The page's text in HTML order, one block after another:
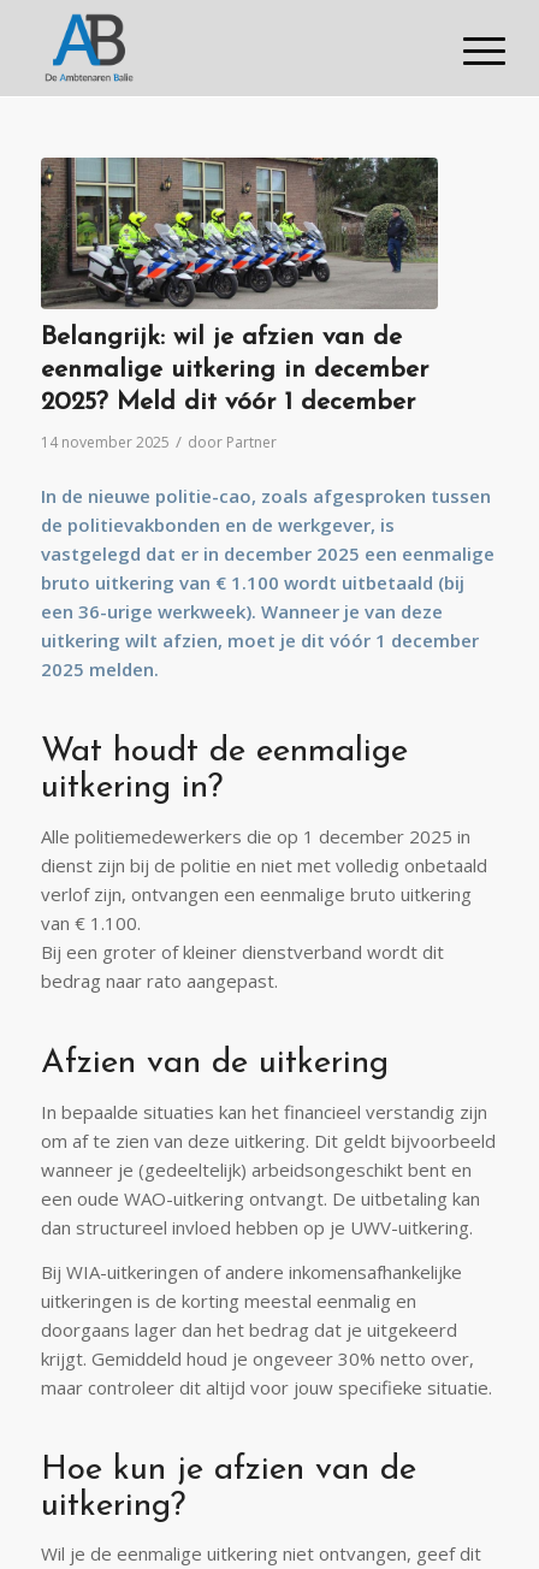
Belangrijk: wil je afzien van de
eenmalige uitkering in december
2025? Meld dit vóór 1 december
14 november 2025 / door Partner
In de nieuwe politie-cao, zoals afgesproken tussen
de politievakbonden en de werkgever, is
vastgelegd dat er in december 2025 een eenmalige
bruto uitkering van € 1.100 wordt uitbetaald (bij
een 36-urige werkweek). Wanneer je van deze
uitkering wilt afzien, moet je dit vóór 1 december
2025 melden.
Wat houdt de eenmalige
uitkering in?
Alle politiemedewerkers die op 1 december 2025 in
dienst zijn bij de politie en niet met volledig onbetaald
verlof zijn, ontvangen een eenmalige bruto uitkering
van € 1.100.
Bij een groter of kleiner dienstverband wordt dit
bedrag naar rato aangepast.
Afzien van de uitkering
In bepaalde situaties kan het financieel verstandig zijn
om af te zien van deze uitkering. Dit geldt bijvoorbeeld
wanneer je (gedeeltelijk) arbeidsongeschikt bent en
een oude WAO-uitkering ontvangt. De uitbetaling kan
dan structureel invloed hebben op je UWV-uitkering.
Bij WIA-uitkeringen of andere inkomensafhankelijke
uitkeringen is de korting meestal eenmalig en
doorgaans lager dan het bedrag dat je uitgekeerd
krijgt. Gemiddeld houd je ongeveer 30% netto over,
maar controleer dit altijd voor jouw specifieke situatie.
Hoe kun je afzien van de
uitkering?
Wil je de eenmalige uitkering niet ontvangen, geef dit